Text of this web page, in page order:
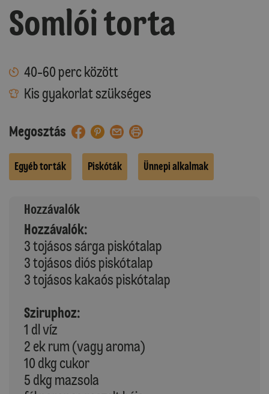
Somlói torta
40-60 perc között
Kis gyakorlat szükséges
Megosztás
Egyéb torták Piskóták Ünnepi alkalmak
Hozzávalók
Hozzávalók:
3 tojásos sárga piskótalap
3 tojásos diós piskótalap
3 tojásos kakaós piskótalap
Sziruphoz:
1 dl víz
2 ek rum (vagy aroma)
10 dkg cukor
5 dkg mazsola